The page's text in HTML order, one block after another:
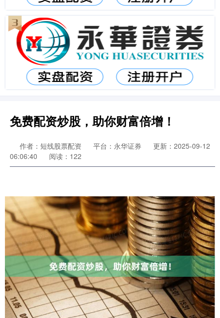
免费配资炒股，助你财富倍增！
作者：短线股票配资 平台：永华证券
更新：2025-09-12
06:06:40
阅读：122